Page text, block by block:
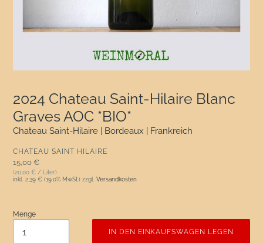
2024 Chateau Saint-Hilaire Blanc
Graves AOC *BIO*
Chateau Saint-Hilaire | Bordeaux | Frankreich
VERKÄUFER
CHATEAU SAINT HILAIRE
Normaler Preis
15,00 €
(20,00 € / Liter)
inkl. 2,39 € (19.0% MwSt.) zzgl. Versandkosten
Menge
IN DEN EINKAUFSWAGEN LEGEN